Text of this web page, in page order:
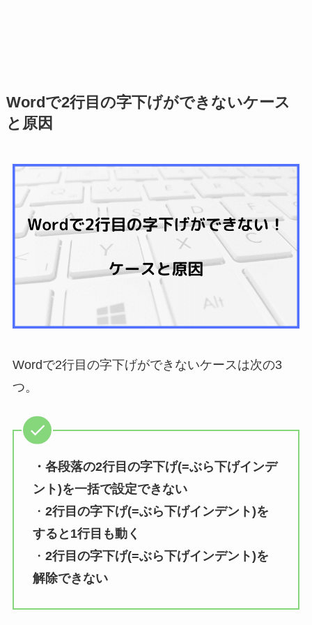
Wordで2行目の字下げができないケース
と原因
Wordで2行目の字下げができないケースは次の3
つ。
・各段落の2行目の字下げ(=ぶら下げインデ
ント)を一括で設定できない
・ 2行目の字下げ(=ぶら下げインデント)を
すると1行目も動く
・ 2行目の字下げ(=ぶら下げインデント)を
解除できない